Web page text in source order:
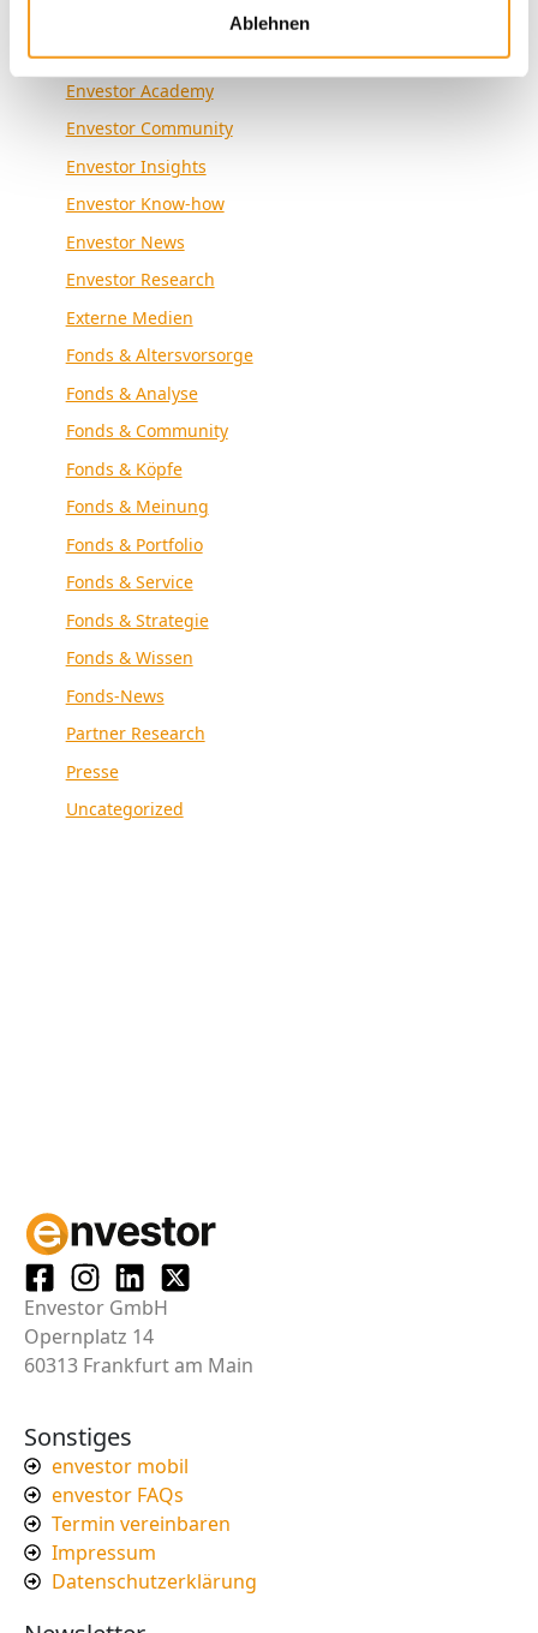
Ablehnen
Allgemein
Envestor Academy
Envestor Community
Envestor Insights
Envestor Know-how
Envestor News
Envestor Research
Externe Medien
Fonds & Altersvorsorge
Fonds & Analyse
Fonds & Community
Fonds & Köpfe
Fonds & Meinung
Fonds & Portfolio
Fonds & Service
Fonds & Strategie
Fonds & Wissen
Fonds-News
Partner Research
Presse
Uncategorized
Envestor GmbH
Opernplatz 14
60313 Frankfurt am Main
Sonstiges
envestor mobil
envestor FAQs
Termin vereinbaren
Impressum
Datenschutzerklärung